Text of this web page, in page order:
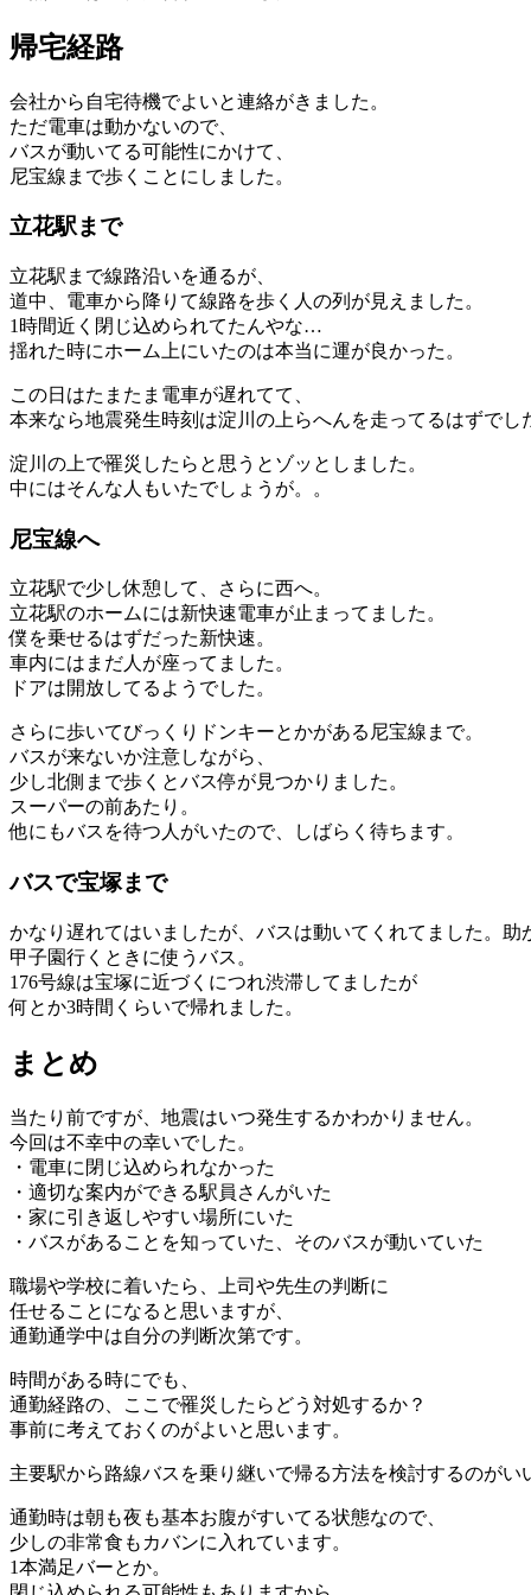
帰宅経路
会社から自宅待機でよいと連絡がきました。
ただ電車は動かないので、
バスが動いてる可能性にかけて、
尼宝線まで歩くことにしました。
立花駅まで
立花駅まで線路沿いを通るが、
道中、電車から降りて線路を歩く人の列が見えました。
1時間近く閉じ込められてたんやな…
揺れた時にホーム上にいたのは本当に運が良かった。
この日はたまたま電車が遅れてて、
本来なら地震発生時刻は淀川の上らへんを走ってるはずでし
淀川の上で罹災したらと思うとゾッとしました。
中にはそんな人もいたでしょうが。。
尼宝線へ
立花駅で少し休憩して、さらに西へ。
立花駅のホームには新快速電車が止まってました。
僕を乗せるはずだった新快速。
車内にはまだ人が座ってました。
ドアは開放してるようでした。
さらに歩いてびっくりドンキーとかがある尼宝線まで。
バスが来ないか注意しながら、
少し北側まで歩くとバス停が見つかりました。
スーパーの前あたり。
他にもバスを待つ人がいたので、しばらく待ちます。
バスで宝塚まで
かなり遅れてはいましたが、バスは動いてくれてました。助
甲子園行くときに使うバス。
176号線は宝塚に近づくにつれ渋滞してましたが
何とか3時間くらいで帰れました。
まとめ
当たり前ですが、地震はいつ発生するかわかりません。
今回は不幸中の幸いでした。
・電車に閉じ込められなかった
・適切な案内ができる駅員さんがいた
・家に引き返しやすい場所にいた
・バスがあることを知っていた、そのバスが動いていた
職場や学校に着いたら、上司や先生の判断に
任せることになると思いますが、
通勤通学中は自分の判断次第です。
時間がある時にでも、
通勤経路の、ここで罹災したらどう対処するか？
事前に考えておくのがよいと思います。
主要駅から路線バスを乗り継いで帰る方法を検討するのがい
通勤時は朝も夜も基本お腹がすいてる状態なので、
少しの非常食もカバンに入れています。
1本満足バーとか。